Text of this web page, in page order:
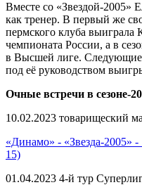
Вместе со «Звездой-2005»
как тренер. В первый же
пермского клуба выиграла
чемпионата России, а в
в Высшей лиге. Следующие
под её руководством
Очные встречи в сезоне-
10.02.2023 товарищеский
«Динамо» - «Звезда-2005»
15)
01.04.2023 4-й тур